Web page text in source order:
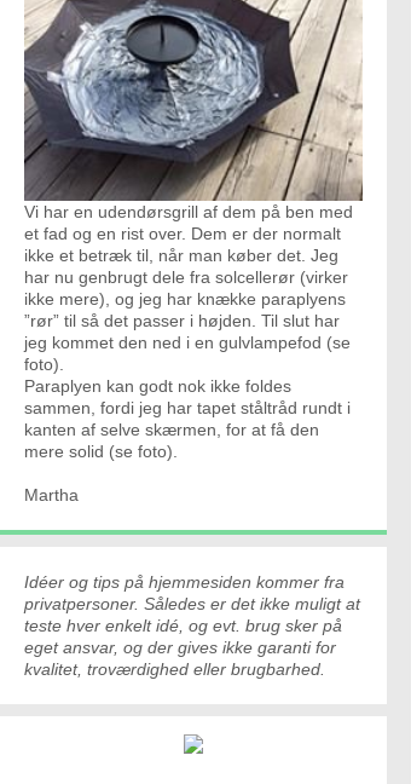
Vi har en udendørsgrill af dem på ben med
et fad og en rist over. Dem er der normalt
ikke et betræk til, når man køber det. Jeg
har nu genbrugt dele fra solcellerør (virker
ikke mere), og jeg har knække paraplyens
”rør” til så det passer i højden. Til slut har
jeg kommet den ned i en gulvlampefod (se
foto).
Paraplyen kan godt nok ikke foldes
sammen, fordi jeg har tapet ståltråd rundt i
kanten af selve skærmen, for at få den
mere solid (se foto).
Martha
Idéer og tips på hjemmesiden kommer fra
privatpersoner. Således er det ikke muligt at
teste hver enkelt idé, og evt. brug sker på
eget ansvar, og der gives ikke garanti for
kvalitet, troværdighed eller brugbarhed.